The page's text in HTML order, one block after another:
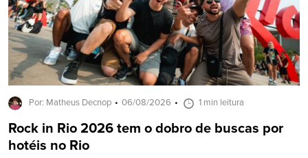
Por: Matheus Decnop 06/08/2026 1 min leitura
Rock in Rio 2026 tem o dobro de buscas por
hotéis no Rio